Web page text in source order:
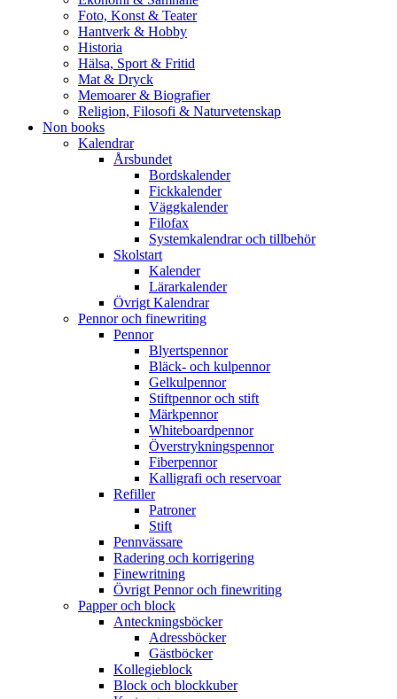
Foto, Konst & Teater
Hantverk & Hobby
Historia
Hälsa, Sport & Fritid
Mat & Dryck
Memoarer & Biografier
Religion, Filosofi & Naturvetenskap
Non books
Kalendrar
Årsbundet
Bordskalender
Fickkalender
Väggkalender
Filofax
Systemkalendrar och tillbehör
Skolstart
Kalender
Lärarkalender
Övrigt Kalendrar
Pennor och finewriting
Pennor
Blyertspennor
Bläck- och kulpennor
Gelkulpennor
Stiftpennor och stift
Märkpennor
Whiteboardpennor
Överstrykningspennor
Fiberpennor
Kalligrafi och reservoar
Refiller
Patroner
Stift
Pennvässare
Radering och korrigering
Finewritning
Övrigt Pennor och finewriting
Papper och block
Anteckningsböcker
Adressböcker
Gästböcker
Kollegieblock
Block och blockkuber